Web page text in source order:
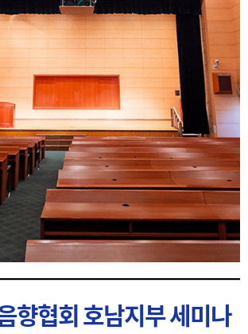
향협회 호남지부 세미나